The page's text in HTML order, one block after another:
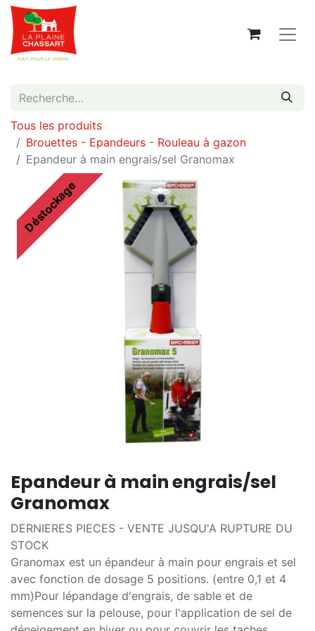
Tous les produits
Brouettes - Epandeurs - Rouleau à gazon
Epandeur à main engrais/sel Granomax
Déstockage
Epandeur à main engrais/sel
Granomax
DERNIERES PIECES - VENTE JUSQU'A RUPTURE DU
STOCK
Granomax est un épandeur à main pour engrais et sel
avec fonction de dosage 5 positions. (entre 0,1 et 4
mm)Pour lépandage d'engrais, de sable et de
semences sur la pelouse, pour l'application de sel de